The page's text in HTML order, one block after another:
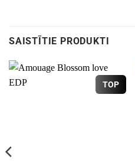
SAISTĪTIE PRODUKTI
TOP